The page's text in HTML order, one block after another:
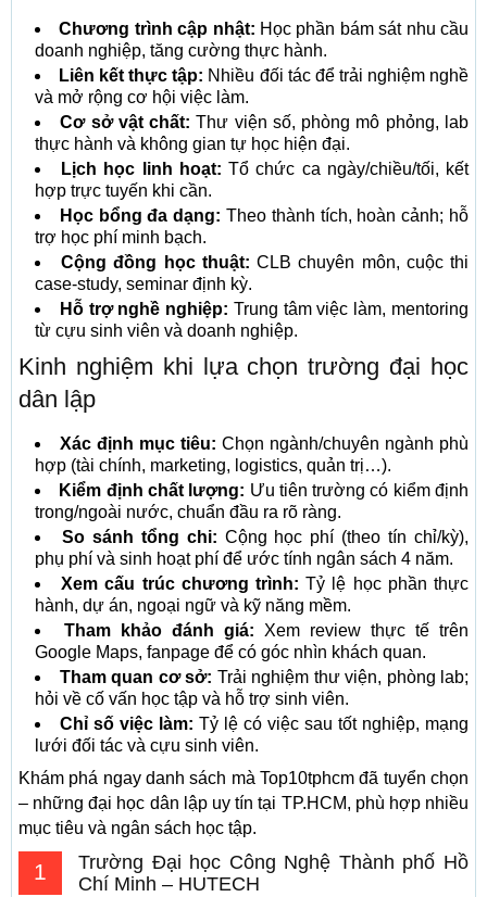
Chương trình cập nhật: Học phần bám sát nhu cầu
doanh nghiệp, tăng cường thực hành.
Liên kết thực tập: Nhiều đối tác để trải nghiệm nghề
và mở rộng cơ hội việc làm.
Cơ sở vật chất: Thư viện số, phòng mô phỏng, lab
thực hành và không gian tự học hiện đại.
Lịch học linh hoạt: Tổ chức ca ngày/chiều/tối, kết
hợp trực tuyến khi cần.
Học bổng đa dạng: Theo thành tích, hoàn cảnh; hỗ
trợ học phí minh bạch.
Cộng đồng học thuật: CLB chuyên môn, cuộc thi
case-study, seminar định kỳ.
Hỗ trợ nghề nghiệp: Trung tâm việc làm, mentoring
từ cựu sinh viên và doanh nghiệp.
Kinh nghiệm khi lựa chọn trường đại học
dân lập
Xác định mục tiêu: Chọn ngành/chuyên ngành phù
hợp (tài chính, marketing, logistics, quản trị…).
Kiểm định chất lượng: Ưu tiên trường có kiểm định
trong/ngoài nước, chuẩn đầu ra rõ ràng.
So sánh tổng chi: Cộng học phí (theo tín chỉ/kỳ),
phụ phí và sinh hoạt phí để ước tính ngân sách 4 năm.
Xem cấu trúc chương trình: Tỷ lệ học phần thực
hành, dự án, ngoại ngữ và kỹ năng mềm.
Tham khảo đánh giá: Xem review thực tế trên
Google Maps, fanpage để có góc nhìn khách quan.
Tham quan cơ sở: Trải nghiệm thư viện, phòng lab;
hỏi về cố vấn học tập và hỗ trợ sinh viên.
Chỉ số việc làm: Tỷ lệ có việc sau tốt nghiệp, mạng
lưới đối tác và cựu sinh viên.
Khám phá ngay danh sách mà Top10tphcm đã tuyển chọn
– những đại học dân lập uy tín tại TP.HCM, phù hợp nhiều
mục tiêu và ngân sách học tập.
1
Trường Đại học Công Nghệ Thành phố Hồ
Chí Minh – HUTECH